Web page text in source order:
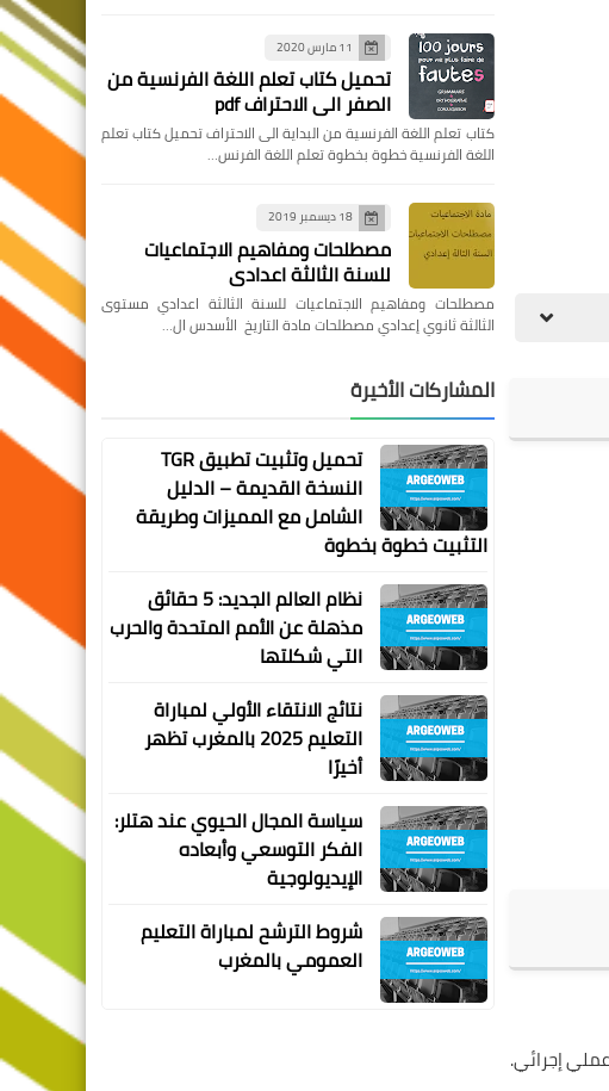
إجرائي.
11 مارس 2020
تحميل كتاب تعلم اللغة الفرنسية من
الصفر الى الاحتراف pdf
كتاب تعلم اللغة الفرنسية من البداية الى الاحتراف تحميل كتاب تعلم
اللغة الفرنسية خطوة بخطوة تعلم اللغة الفرنس…
18 ديسمبر 2019
مصطلحات ومفاهيم الاجتماعيات
للسنة الثالثة اعدادي
مصطلحات ومفاهيم الاجتماعيات للسنة الثالثة اعدادي مستوى
الثالثة ثانوي إعدادي مصطلحات مادة التاريخ الأسدس ال…
المشاركات الأخيرة
تحميل وتثبيت تطبيق TGR
النسخة القديمة – الدليل
الشامل مع المميزات وطريقة
التثبيت خطوة بخطوة
نظام العالم الجديد: 5 حقائق
مذهلة عن الأمم المتحدة والحرب
التي شكلتها
نتائج الانتقاء الأولي لمباراة
التعليم 2025 بالمغرب تظهر
أخيرًا
سياسة المجال الحيوي عند هتلر:
الفكر التوسعي وأبعاده
الإيديولوجية
شروط الترشح لمباراة التعليم
العمومي بالمغرب